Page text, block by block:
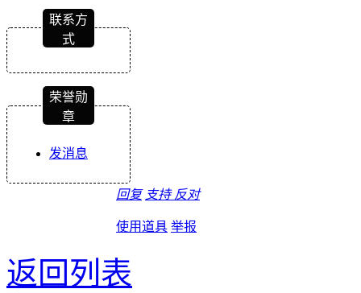
联系方
式
荣誉勋
章
发消息
回复 支持 反对
使用道具 举报
返回列表